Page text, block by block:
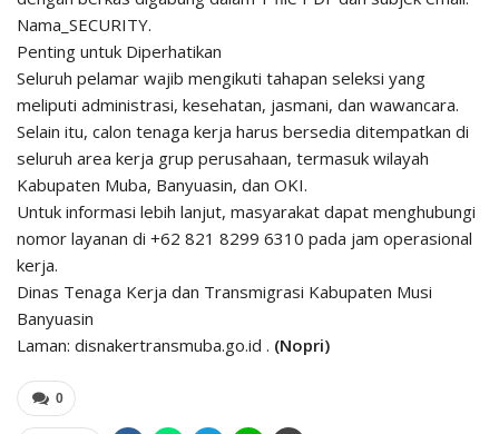
Nama_SECURITY.
Penting untuk Diperhatikan
Seluruh pelamar wajib mengikuti tahapan seleksi yang
meliputi administrasi, kesehatan, jasmani, dan wawancara.
Selain itu, calon tenaga kerja harus bersedia ditempatkan di
seluruh area kerja grup perusahaan, termasuk wilayah
Kabupaten Muba, Banyuasin, dan OKI.
Untuk informasi lebih lanjut, masyarakat dapat menghubungi
nomor layanan di +62 821 8299 6310 pada jam operasional
kerja.
Dinas Tenaga Kerja dan Transmigrasi Kabupaten Musi
Banyuasin
Laman: disnakertransmuba.go.id . (Nopri)
0